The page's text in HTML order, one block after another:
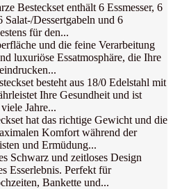
Besteckset enthält 6 Essmesser, 6
Salat-/Dessertgabeln und 6
für den...
und die feine Verarbeitung
luxuriöse Essatmosphäre, die Ihre
besteht aus 18/0 Edelstahl mit
Ihre Gesundheit und ist
Jahre...
hat das richtige Gewicht und die
Komfort während der
und Ermüdung...
Schwarz und zeitloses Design
Esserlebnis. Perfekt für
Bankette und...